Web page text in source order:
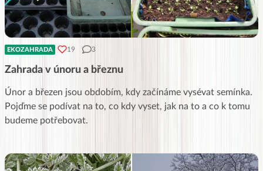
EKOZAHRADA 19 3
Zahrada v únoru a březnu
Únor a březen jsou obdobím, kdy začínáme vysévat semínka.
Pojďme se podívat na to, co kdy vyset, jak na to a co k tomu
budeme potřebovat.